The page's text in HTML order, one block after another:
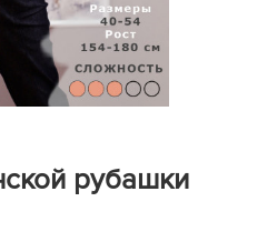
рубашки